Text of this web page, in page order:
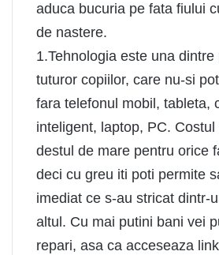
aduca bucuria pe fata fiului
de nastere.
1.Tehnologia este una dintre
tuturor copiilor, care nu-si
fara telefonul mobil, tableta,
inteligent, laptop, PC.
destul de mare pentru orice
deci cu greu iti poti permite
imediat ce s-au stricat dintr-
altul. Cu mai putini bani vei
repari, asa ca acceseaza